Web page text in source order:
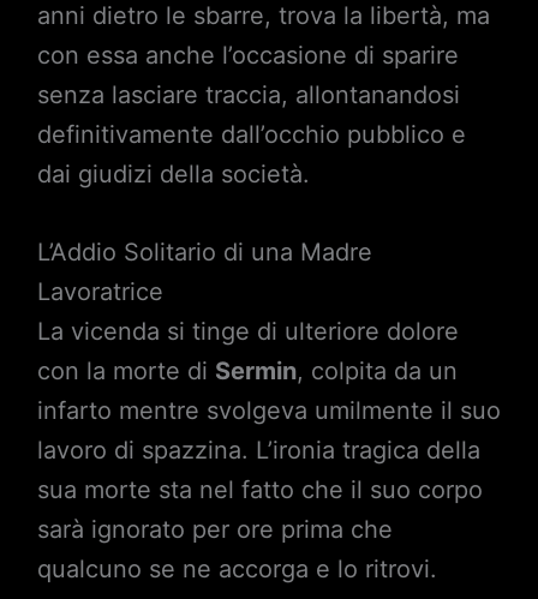
anni dietro le sbarre, trova la libertà, ma
con essa anche l’occasione di sparire
senza lasciare traccia, allontanandosi
definitivamente dall’occhio pubblico e
dai giudizi della società.
L’Addio Solitario di una Madre
Lavoratrice
La vicenda si tinge di ulteriore dolore
con la morte di Sermin, colpita da un
infarto mentre svolgeva umilmente il suo
lavoro di spazzina. L’ironia tragica della
sua morte sta nel fatto che il suo corpo
sarà ignorato per ore prima che
qualcuno se ne accorga e lo ritrovi.